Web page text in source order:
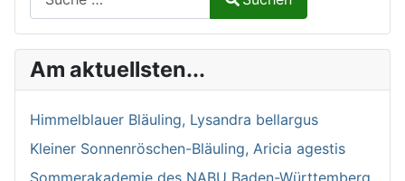
Type 2 or more characters for results.
Am aktuellsten...
Himmelblauer Bläuling, Lysandra bellargus
Kleiner Sonnenröschen-Bläuling, Aricia agestis